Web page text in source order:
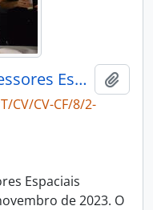
10.ª Conferência de Professores Espaciais
CV/CV-CF/8/2-
Espaciais
de 2023. O